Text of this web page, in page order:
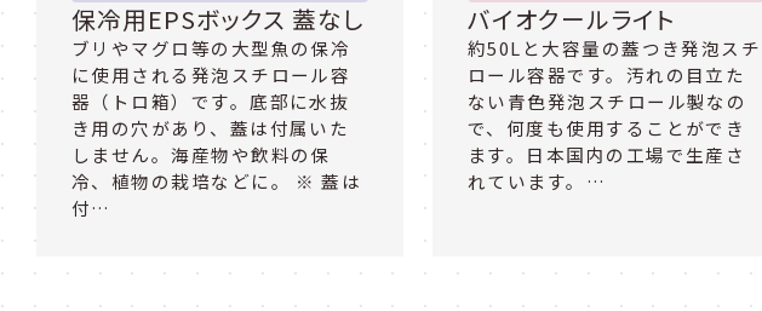
保冷用EPSボックス 蓋なし
ブリやマグロ等の大型魚の保冷
に使用される発泡スチロール容
器（トロ箱）です。底部に水抜
き用の穴があり、蓋は付属いた
しません。海産物や飲料の保
冷、植物の栽培などに。 ※ 蓋は
付…
バイオクールライト
約50Lと大容量の蓋つき発泡スチ
ロール容器です。汚れの目立た
ない青色発泡スチロール製なの
で、何度も使用することができ
ます。日本国内の工場で生産さ
れています。…